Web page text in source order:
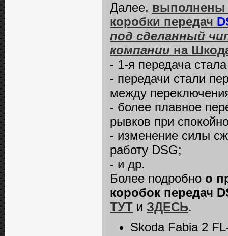
Далее, выполнены
коробки передач
под сделанный
компании на
- 1-я передача
- передачи стали
между
- более плавное
рывков при
- изменение силы
работу DSG;
- и др.
Более подробно о
коробок передач
ТУТ и ЗДЕСЬ.
Skoda Fabia 2